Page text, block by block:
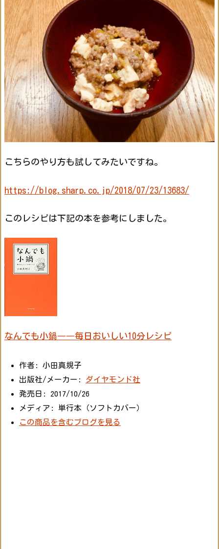
こちらのやり方も試してみたいですね。
https://blog.sharp.co.jp/2018/07/23/13683/
このレシピは下記の本を参考にしました。
なんでも小鍋――毎日おいしい10分レシピ
作者 :
小田真規子
出版社/ メーカー :
ダイヤモンド社
発売日 :
2017/10/26
メディア :
単行本（ソフトカバー）
この商品を含むブログを見る